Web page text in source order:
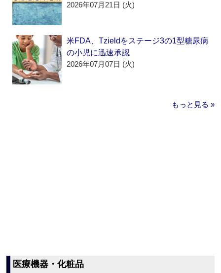
2026年07月21日 (火)
米FDA、Tzieldをステージ3の1型糖尿病
の小児に迅速承認
2026年07月07日 (火)
もっと見る »
医療機器・化粧品